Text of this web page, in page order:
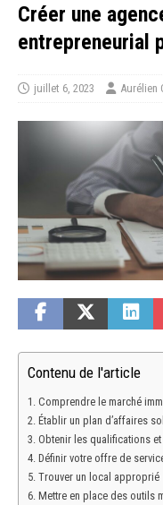
Créer une
entrepreneurial
juillet 6, 2023 Aurélien
Contenu de l'article
Comprendre le marché
Établir un plan d’affaires
Obtenir les qualifications
Définir votre offre de
Trouver un local approprié
Mettre en place des outils